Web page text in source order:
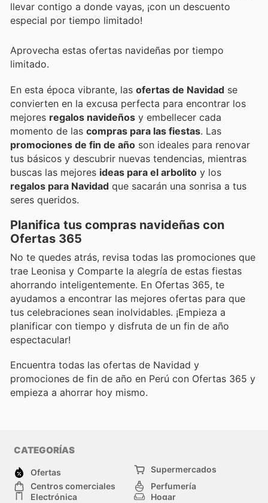
llevar contigo a donde vayas, ¡con un descuento
especial por tiempo limitado!
Aprovecha estas ofertas navideñas por tiempo
limitado.
En esta época vibrante, las ofertas de Navidad se
convierten en la excusa perfecta para encontrar los
mejores regalos navideños y embellecer cada
momento de las compras para las fiestas. Las
promociones de fin de año son ideales para renovar
tus básicos y descubrir nuevas tendencias, mientras
buscas las mejores ideas para el arbolito y los
regalos para Navidad que sacarán una sonrisa a tus
seres queridos.
Planifica tus compras navideñas con
Ofertas 365
No te quedes atrás, revisa todas las promociones que
trae Leonisa y Comparte la alegría de estas fiestas
ahorrando inteligentemente. En Ofertas 365, te
ayudamos a encontrar las mejores ofertas para que
tus celebraciones sean inolvidables. ¡Empieza a
planificar con tiempo y disfruta de un fin de año
espectacular!
Encuentra todas las ofertas de Navidad y
promociones de fin de año en Perú con Ofertas 365 y
empieza a ahorrar hoy mismo.
CATEGORÍAS
Ofertas
Supermercados
Centros comerciales
Perfumería
Electrónica
Hogar